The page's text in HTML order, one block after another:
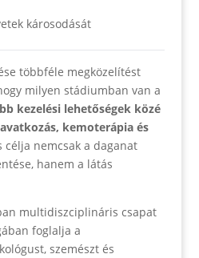
károsodását
többféle megközelítést
milyen stádiumban van a
kezelési lehetőségek közé
kemoterápia és
célja nemcsak a daganat
hanem a látás
multidiszciplináris csapat
foglalja a
szemészt és